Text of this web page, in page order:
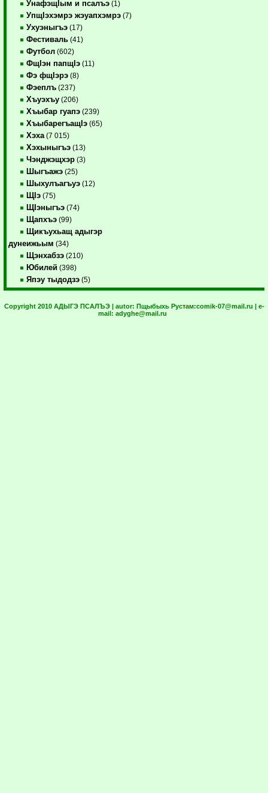
УнафэщIым и псалъэ (1)
УпщIэхэмрэ жэуапхэмрэ (7)
Ухуэныгъэ (17)
Фестиваль (41)
Футбол (602)
ФщIэн папщIэ (11)
Фэ фщIэрэ (8)
Фэеплъ (237)
Хъуэхъу (206)
Хъыбар гуапэ (239)
ХъыбарегъащIэ (65)
Хэха (7 015)
Хэхыныгъэ (13)
Чэнджэщхэр (3)
Шыгъажэ (25)
Шыхулъагъуэ (12)
ЩIэ (75)
ЩIэныгъэ (74)
Щапхъэ (99)
Щикъухьащ адыгэр
дунеижьым (34)
Щэнхабзэ (210)
Юбилей (398)
Япэу тыдодзэ (5)
Copyright 2010 АДЫГЭ ПСАЛЪЭ | autor: Пщыбыхь Рустам:comik-07@mail.ru | e-
mail: adyghe@mail.ru